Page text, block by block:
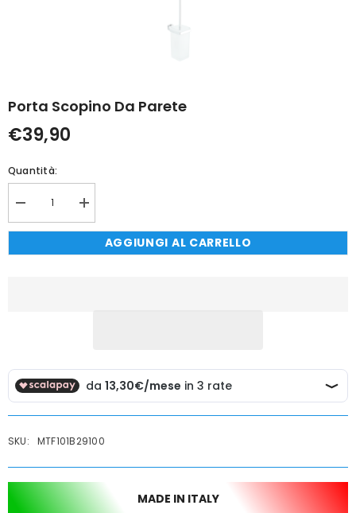
Porta Scopino Da Parete
€39,90
Quantità:
Diminuisci
quantità
per
scopino
Aumenta
quantità
per
Porta
scopino
AGGIUNGI AL CARRELLO
SKU: MTF101B29100
MADE IN ITALY